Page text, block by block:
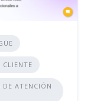
CLIENTE
DE ATENCIÓN